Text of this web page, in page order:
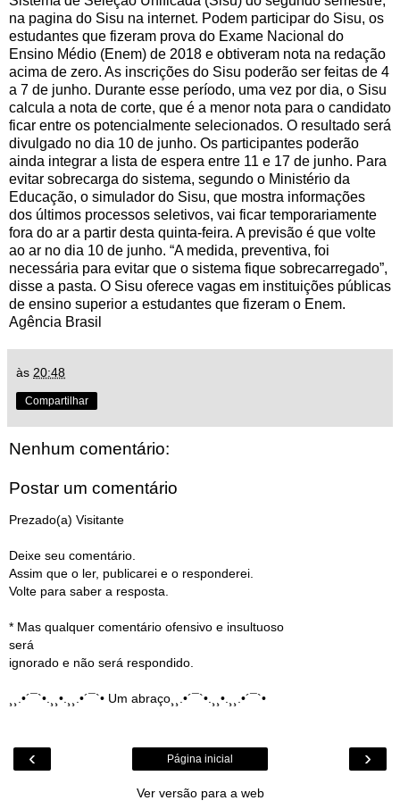
na pagina do Sisu na internet. Podem participar do Sisu, os
estudantes que fizeram prova do Exame Nacional do
Ensino Médio (Enem) de 2018 e obtiveram nota na redação
acima de zero. As inscrições do Sisu poderão ser feitas de 4
a 7 de junho. Durante esse período, uma vez por dia, o Sisu
calcula a nota de corte, que é a menor nota para o candidato
ficar entre os potencialmente selecionados. O resultado será
divulgado no dia 10 de junho. Os participantes poderão
ainda integrar a lista de espera entre 11 e 17 de junho. Para
evitar sobrecarga do sistema, segundo o Ministério da
Educação, o simulador do Sisu, que mostra informações
dos últimos processos seletivos, vai ficar temporariamente
fora do ar a partir desta quinta-feira. A previsão é que volte
ao ar no dia 10 de junho. “A medida, preventiva, foi
necessária para evitar que o sistema fique sobrecarregado”,
disse a pasta. O Sisu oferece vagas em instituições públicas
de ensino superior a estudantes que fizeram o Enem.
Agência Brasil
às 20:48
Compartilhar
Nenhum comentário:
Postar um comentário
Prezado(a) Visitante
Deixe seu comentário.
Assim que o ler, publicarei e o responderei.
Volte para saber a resposta.
* Mas qualquer comentário ofensivo e insultuoso
será
ignorado e não será respondido.
¸¸.•´¯`•.¸¸•.¸¸.•´¯`• Um abraço¸¸.•´¯`•.¸¸•.¸¸.•´¯`•
‹ ›
Página inicial
Ver versão para a web